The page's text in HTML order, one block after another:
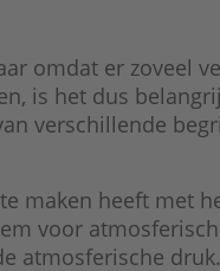
omdat er zoveel
is het dus
verschillende
maken heeft met
voor
atmosferische